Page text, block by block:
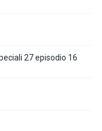
27 episodio 16